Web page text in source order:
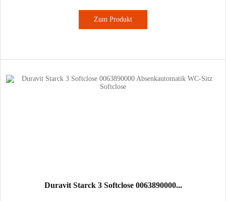
Zum Produkt
Duravit Starck 3 Softclose 0063890000...